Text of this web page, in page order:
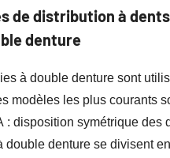
de distribution à
denture
à double denture sont
modèles les plus courants
: disposition symétrique des
double denture se divisent